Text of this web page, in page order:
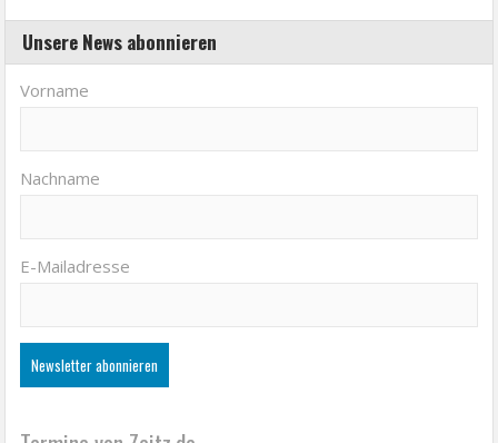
Unsere News abonnieren
Vorname
Nachname
E-Mailadresse